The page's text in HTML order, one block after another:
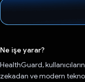
Ne işe yarar?
HealthGuard,
zekadan ve modern